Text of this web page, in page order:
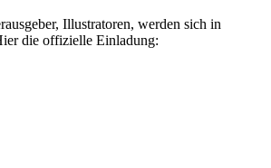
die offizielle Einladung: